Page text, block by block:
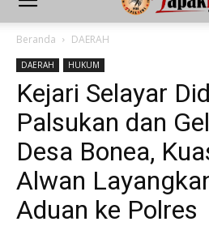
Beranda DAERAH
DAERAH HUKUM
Kejari Selayar
Palsukan dan
Desa Bonea,
Alwan
Aduan ke Polres